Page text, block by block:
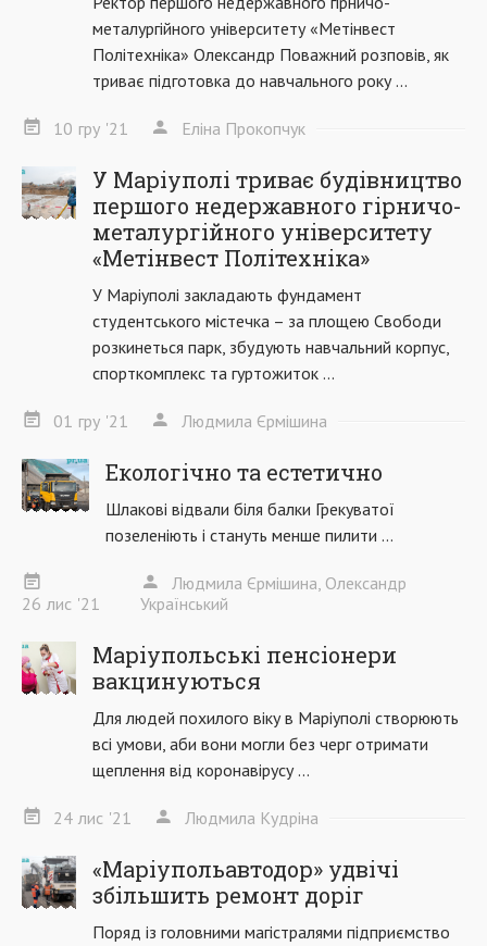
металургійного університету «Метінвест
Політехніка» Олександр Поважний розповів, як
триває підготовка до навчального року ...
10 гру '21 Еліна Прокопчук
У Маріуполі триває будівництво
першого недержавного гірничо-
металургійного університету
«Метінвест Політехніка»
У Маріуполі закладають фундамент
студентського містечка – за площею Свободи
розкинеться парк, збудують навчальний корпус,
спорткомплекс та гуртожиток ...
01 гру '21 Людмила Єрмішина
Екологічно та естетично
Шлакові відвали біля балки Грекуватої
позеленіють і стануть менше пилити ...
26 лис '21
Людмила Єрмішина, Олександр
Український
Маріупольські пенсіонери
вакцинуються
Для людей похилого віку в Маріуполі створюють
всі умови, аби вони могли без черг отримати
щеплення від коронавірусу ...
24 лис '21 Людмила Кудріна
«Маріупольавтодор» удвічі
збільшить ремонт доріг
Поряд із головними магістралями підприємство